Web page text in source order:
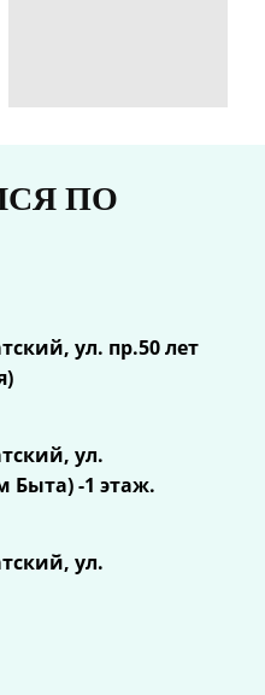
ПО
ул. пр.50 лет
ул.
Быта) -1 этаж.
ул.